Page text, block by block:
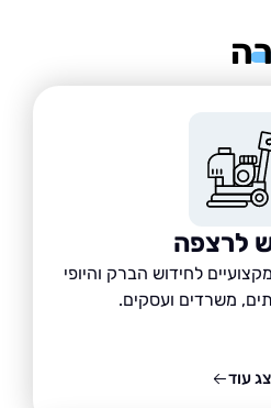
הברק והיופי
ועסקים.